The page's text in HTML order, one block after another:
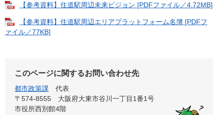
【参考資料】住道駅周辺未来ビジョン [PDFファイル／4.72MB]
【参考資料】住道駅周辺エリアプラットフォーム名簿 [PDFフ
ァイル／77KB]
このページに関するお問い合わせ先
都市政策課
代表
〒574-8555 大阪府大東市谷川一丁目1番1号
市役所西別館4階